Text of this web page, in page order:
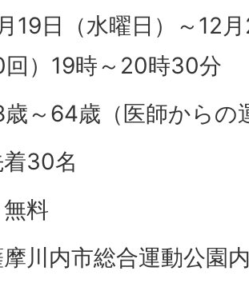
19日（水曜日）～12
回）19時～20時30分
歳～64歳（医師からの
30名
料
川内市総合運動公園